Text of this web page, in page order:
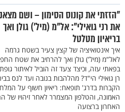
"הזזתי את קונוס הסימון – ושם
את רני גואילי": אל"מ (מיל') גולן ואך
בריאיון מטלטל
איך אינטואיציה של קצין צעיר בשטח גרמה
לאל"מ (מיל') גולן ואך להרחיב את שטח
בפאתי עזה, וכיצד צעד זה הוביל לאיתור
רן גואילי הי"ד? מהלהבות בנובה ועד לנס
הקברות בדרג' תופאח: ריאיון חשוף על
האמונה, והטלפון המצמרר לאחר זיהויו של
האחרון ברצועה